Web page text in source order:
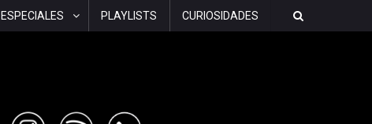
ESPECIALES PLAYLISTS CURIOSIDADES